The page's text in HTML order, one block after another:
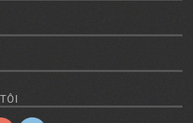
amimexco.com/en/danh-
other-